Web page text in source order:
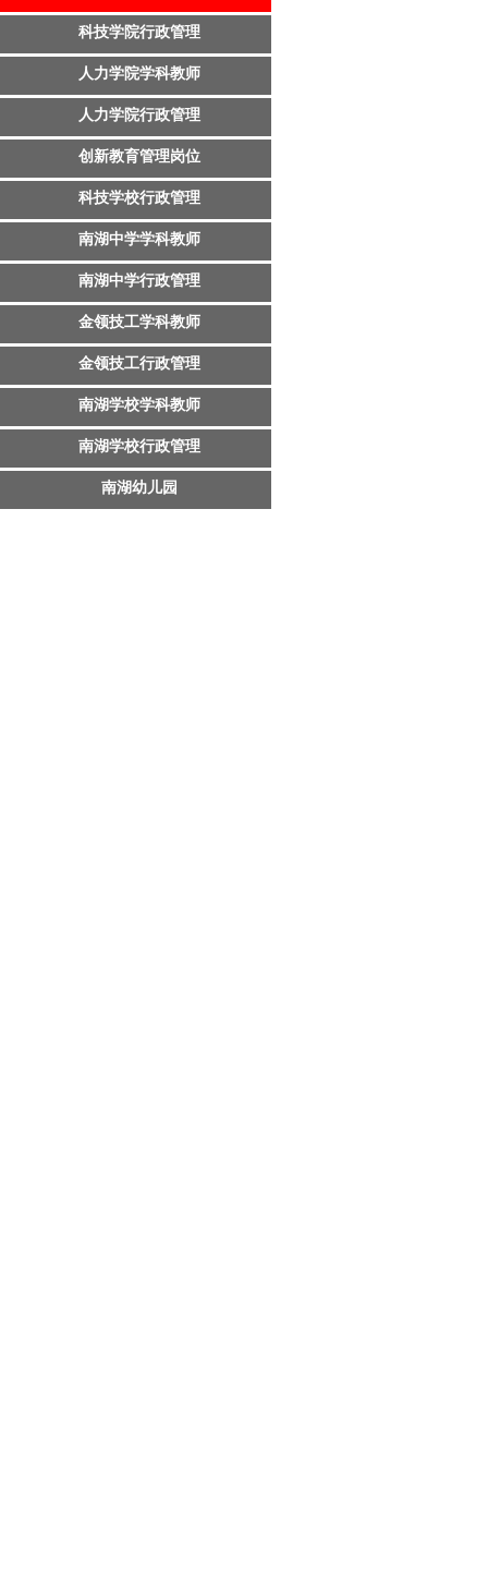
科技学院行政管理
人力学院学科教师
人力学院行政管理
创新教育管理岗位
科技学校行政管理
南湖中学学科教师
南湖中学行政管理
金领技工学科教师
金领技工行政管理
南湖学校学科教师
南湖学校行政管理
南湖幼儿园